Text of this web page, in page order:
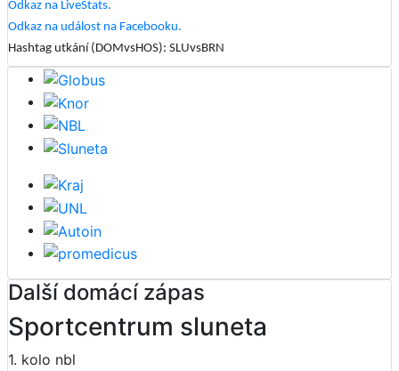
Odkaz na LiveStats.
Odkaz na událost na Facebooku.
Hashtag utkání (DOMvsHOS): SLUvsBRN
Další domácí zápas
Sportcentrum sluneta
1. kolo nbl